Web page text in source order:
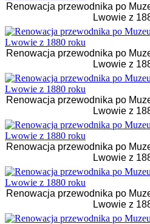
Renowacja przewodnika po
Lwowie z
Renowacja przewodnika po
Lwowie z
Renowacja przewodnika po
Lwowie z
Renowacja przewodnika po
Lwowie z
Renowacja przewodnika po
Lwowie z